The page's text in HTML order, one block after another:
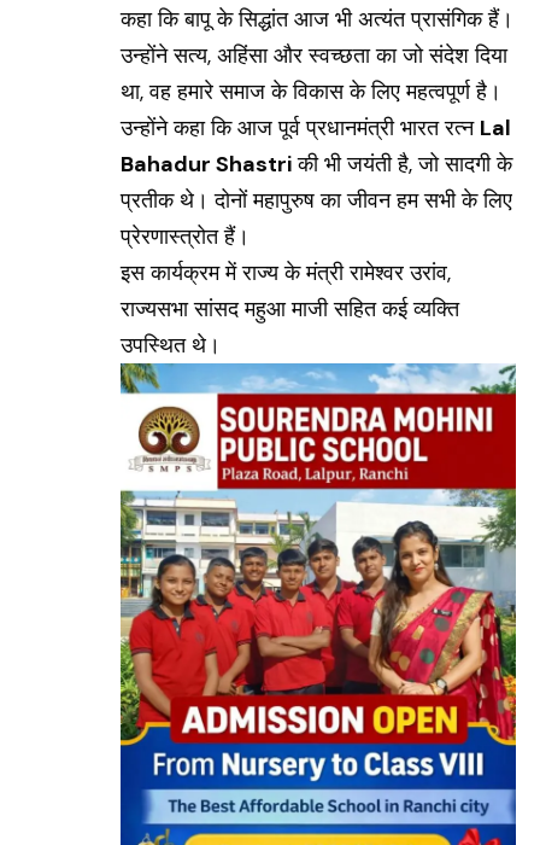
कहा कि बापू के सिद्धांत आज भी अत्यंत प्रासंगिक हैं।
उन्होंने सत्य, अहिंसा और स्वच्छता का जो संदेश दिया
था, वह हमारे समाज के विकास के लिए महत्वपूर्ण है।
उन्होंने कहा कि आज पूर्व प्रधानमंत्री भारत रत्न Lal
Bahadur Shastriकी भी जयंती है, जो सादगी के
प्रतीक थे। दोनों महापुरुष का जीवन हम सभी के लिए
प्रेरणास्त्रोत हैं।
इस कार्यक्रम में राज्य के मंत्री रामेश्वर उरांव,
राज्यसभा सांसद महुआ माजी सहित कई व्यक्ति
उपस्थित थे।